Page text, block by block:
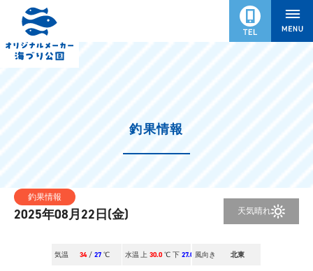
釣果情報
釣果情報
2025年08月22日(金) 天気晴れ
気温 34 / 27 ℃ 水温 上 30.0 ℃ 下 27.0 ℃
風向き 北東